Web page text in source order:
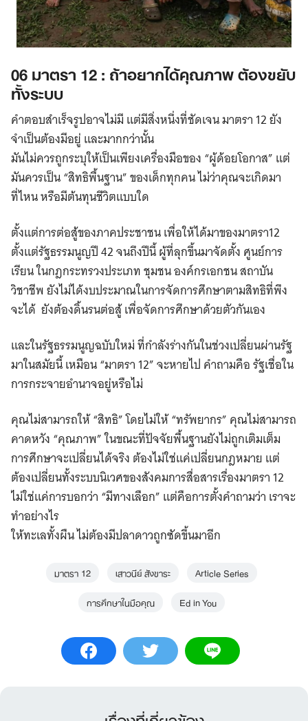
Search
06 มาตรา 12 : ถ้าอยากได้คุณภาพ ต้องขยับ
ทั้งระบบ
คำตอบสำเร็จรูปอาจไม่มี แต่มีสิ่งหนึ่งที่ชัดเจน มาตรา 12 ยัง
จำเป็นต้องมีอยู่ และมากกว่านั้น
มันไม่ควรถูกระบุให้เป็นเพียงเครื่องมือของ “ผู้ด้อยโอกาส” แต่
มันควรเป็น “สิทธิพื้นฐาน” ของเด็กทุกคน ไม่ว่าคุณจะเกิดมา
ที่ไหน หรือมีต้นทุนชีวิตแบบใด
ตั้งแต่การต่อสู้ของภาคประชาชน เพื่อให้ได้มาของมาตรา12
ตั้งแต่รัฐธรรมนูญปี 42 จนถึงปีนี้ ผู้ที่ลุกขึ้นมาจัดตั้ง ศูนย์การ
เรียน ในกฎกระทรวงประเภท ชุมชน องค์กรเอกชน สถาบัน
วิชาชีพ ยังไม่ได้งบประมาณในการจัดการศึกษาตามสิทธิที่พึง
จะได้ ยังต้องดิ้นรนต่อสู้ เพื่อจัดการศึกษาด้วยตัวกันเอง
และในรัฐธรรมนูญฉบับใหม่ ที่กำลังร่างกันในช่วงเปลี่ยนผ่านรัฐ
มาในสมัยนี้ เหมือน “มาตรา 12” จะหายไป คำถามคือ รัฐเชื่อใน
การกระจายอำนาจอยู่หรือไม่
คุณไม่สามารถให้ “สิทธิ” โดยไม่ให้ “ทรัพยากร” คุณไม่สามารถ
คาดหวัง “คุณภาพ” ในขณะที่ปัจจัยพื้นฐานยังไม่ถูกเติมเต็ม
การศึกษาจะเปลี่ยนได้จริง ต้องไม่ใช่แค่เปลี่ยนกฎหมาย แต่
ต้องเปลี่ยนทั้งระบบนิเวศของสังคมการสื่อสารเรื่องมาตรา 12
ไม่ใช่แค่การบอกว่า “มีทางเลือก” แต่คือการตั้งคำถามว่า เราจะ
ทำอย่างไร
ให้ทะเลทั้งผืน ไม่ต้องมีปลาดาวถูกซัดขึ้นมาอีก
มาตรา 12 เสาวนีย์ สังขาระ
Article Series
การศึกษาในมือคุณ
Ed in You